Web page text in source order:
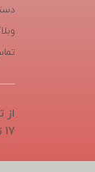
17 تیر انجام می گردد.